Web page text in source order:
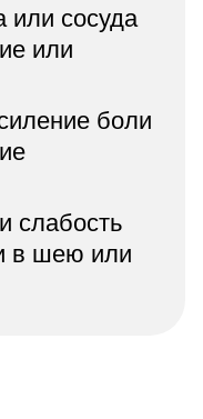
или сосуда
или
боли
слабость
в шею или